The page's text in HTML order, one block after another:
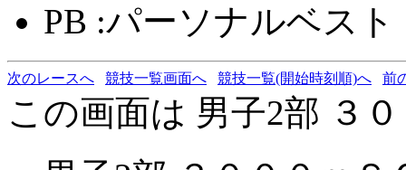
PB :パーソナルベスト
次のレースへ 競技一覧画面へ 競技一覧(開始時刻順)へ 前
この画面は 男子2部 ３